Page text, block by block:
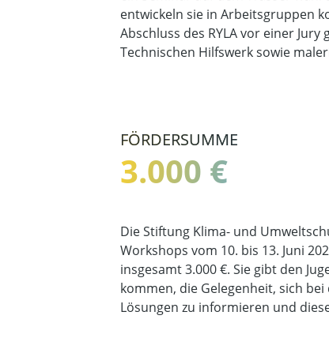
entwickeln sie in Arbeitsgruppen
Abschluss des RYLA vor einer
Technischen Hilfswerk sowie
FÖRDERSUMME
3.000 €
Die Stiftung Klima- und
Workshops vom 10. bis 13. Juni
insgesamt 3.000 €. Sie gibt den
kommen, die Gelegenheit, sich
Lösungen zu informieren und